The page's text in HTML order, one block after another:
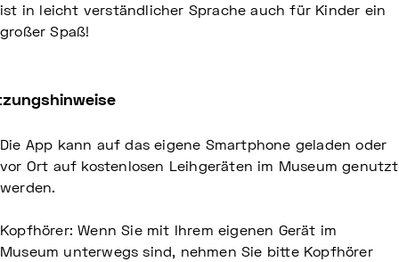
ist in leicht verständlicher Sprache auch für Kinder ein
großer Spaß!
Die App kann auf das eigene Smartphone geladen oder
vor Ort auf kostenlosen Leihgeräten im Museum genutzt
werden.
Kopfhörer: Wenn Sie mit Ihrem eigenen Gerät im
Museum unterwegs sind, nehmen Sie bitte Kopfhörer